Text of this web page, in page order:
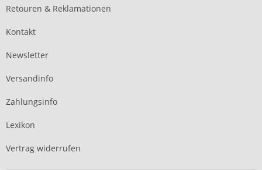
Retouren & Reklamationen
Kontakt
Newsletter
Versandinfo
Zahlungsinfo
Lexikon
Vertrag widerrufen